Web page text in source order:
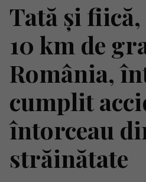
Tată și
10 km de
România,
cumplit
întorceau
străinătate